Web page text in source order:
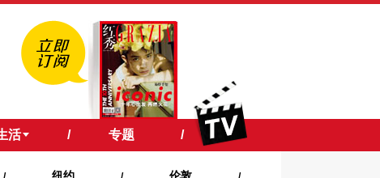
活 / 专题 /